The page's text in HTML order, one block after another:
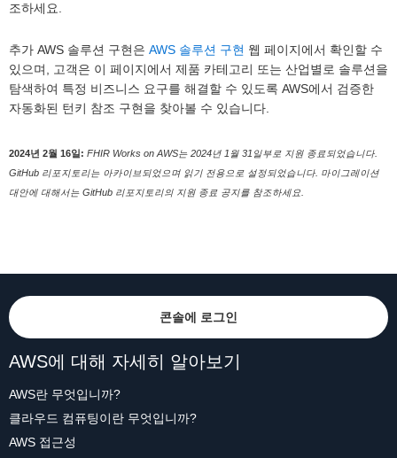
조하세요.
추가 AWS 솔루션 구현은 AWS 솔루션 구현 웹 페이지에서 확인할 수
있으며, 고객은 이 페이지에서 제품 카테고리 또는 산업별로 솔루션을
탐색하여 특정 비즈니스 요구를 해결할 수 있도록 AWS에서 검증한
자동화된 턴키 참조 구현을 찾아볼 수 있습니다.
2024년 2월 16일: FHIR Works on AWS는 2024년 1월 31일부로 지원 종료되었습니다.
GitHub 리포지토리는 아카이브되었으며 읽기 전용으로 설정되었습니다. 마이그레이션
대안에 대해서는 GitHub 리포지토리의 지원 종료 공지를 참조하세요.
콘솔에 로그인
AWS에 대해 자세히 알아보기
AWS란 무엇입니까?
클라우드 컴퓨팅이란 무엇입니까?
AWS 접근성